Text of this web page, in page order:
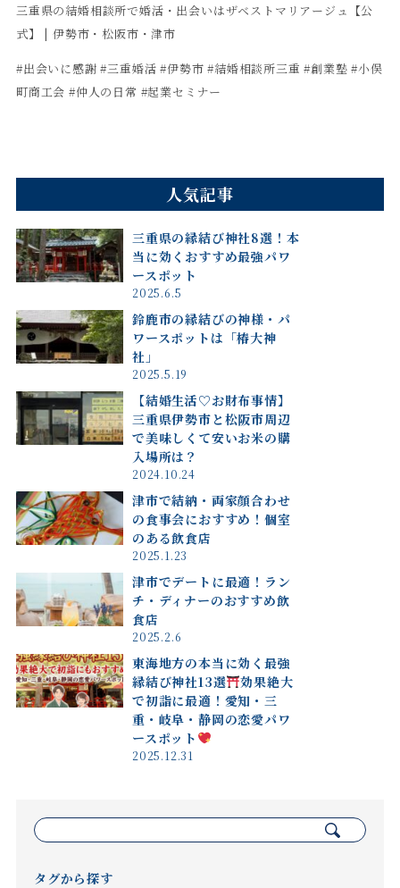
三重県の結婚相談所で婚活・出会いはザベストマリアージュ【公
式】 | 伊勢市・松阪市・津市
#出会いに感謝 #三重婚活 #伊勢市 #結婚相談所三重 #創業塾 #小俣
町商工会 #仲人の日常 #起業セミナー
人気記事
三重県の縁結び神社8選！本
当に効くおすすめ最強パワ
ースポット
2025.6.5
鈴鹿市の縁結びの神様・パ
ワースポットは「椿大神
社」
2025.5.19
【結婚生活♡お財布事情】
三重県伊勢市と松阪市周辺
で美味しくて安いお米の購
入場所は？
2024.10.24
津市で結納・両家顔合わせ
の食事会におすすめ！個室
のある飲食店
2025.1.23
津市でデートに最適！ラン
チ・ディナーのおすすめ飲
食店
2025.2.6
東海地方の本当に効く最強
縁結び神社13選
効果絶大
で初詣に最適！愛知・三
重・岐阜・静岡の恋愛パワ
ースポット
2025.12.31
索:
タグから探す